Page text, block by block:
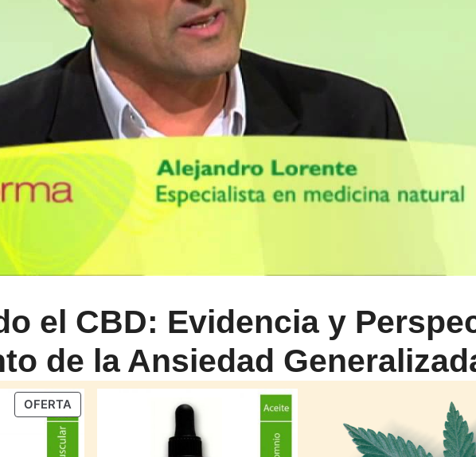
el CBD: Evidencia y
de la Ansiedad
OFERTAPRODUCTO
EN